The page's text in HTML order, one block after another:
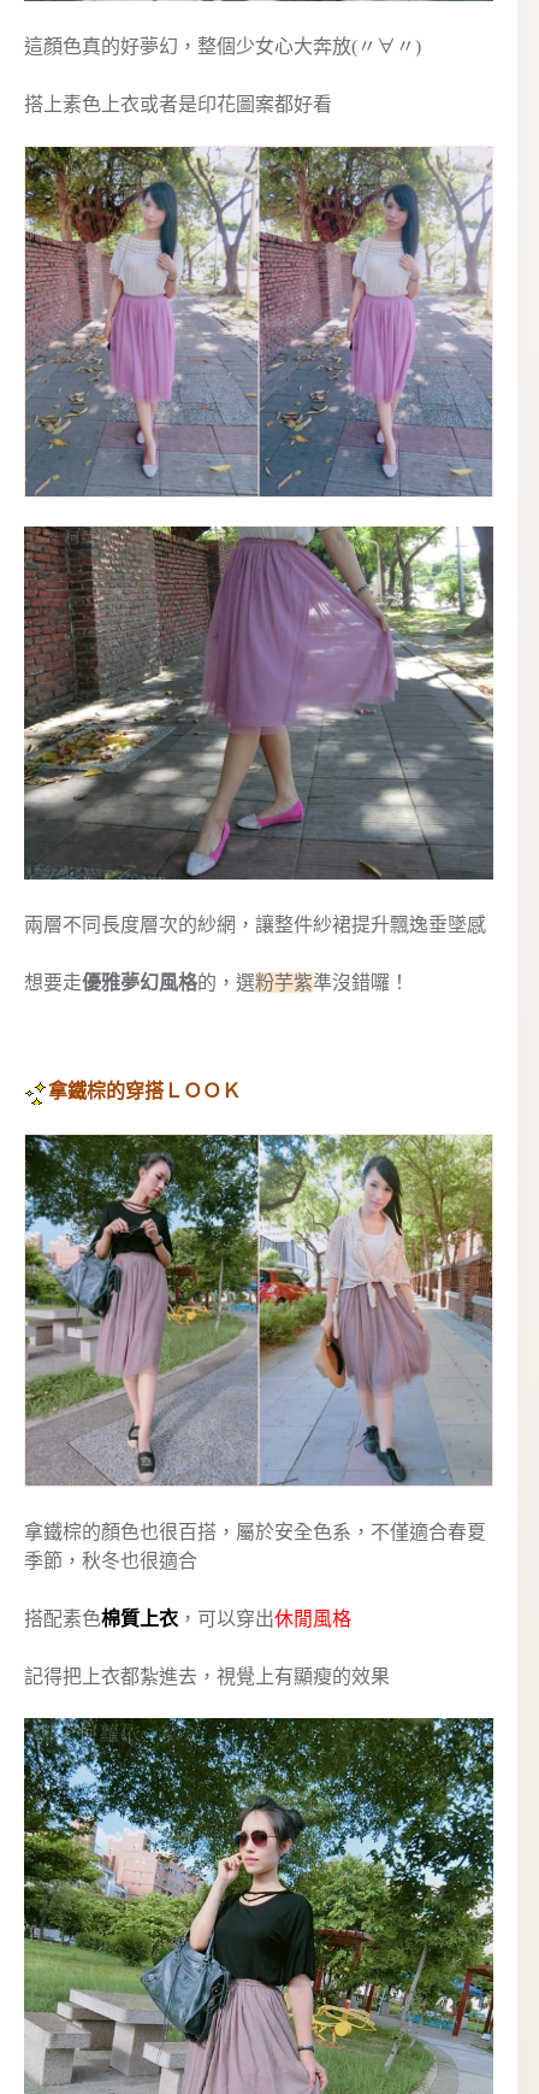
這顏色真的好夢幻，整個少女心大奔放(〃∀〃)
搭上素色上衣或者是印花圖案都好看
兩層不同長度層次的紗網，讓整件紗裙提升飄逸垂墜感
想要走優雅夢幻風格的，選粉芋紫準沒錯囉！
拿鐵棕的穿搭ＬＯＯＫ
拿鐵棕的顏色也很百搭，屬於安全色系，不僅適合春夏
季節，秋冬也很適合
搭配素色棉質上衣 ，可以穿出休閒風格
記得把上衣都紮進去，視覺上有顯瘦的效果